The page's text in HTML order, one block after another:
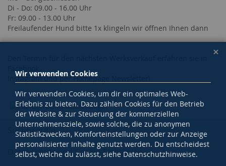
Di - Do: 09.00 - 16.00 Uhr
Fr: 09.00 - 13.00 Uhr
Freilaufender Hund bitte 1x klingeln wir öffnen Ihnen dann
Facebook,
Instagram und per Homepage Newsletter!
Suchbegriffe
Datenschutz und Cookie-Richtlinien
Wir verwenden Cookies
Wir verwenden Cookies, um dir ein optimales Web-
Erlebnis zu bieten. Dazu zählen Cookies für den Betrieb
der Website & zur Steuerung der kommerziellen
Unternehmensziele, sowie solche, die zu anonymen
Statistikzwecken, Komforteinstellungen oder zur Anzeige
personalisierter Inhalte genutzt werden. Du entscheidest
selbst, welche du zulässt, siehe Datenschutzhinweise.